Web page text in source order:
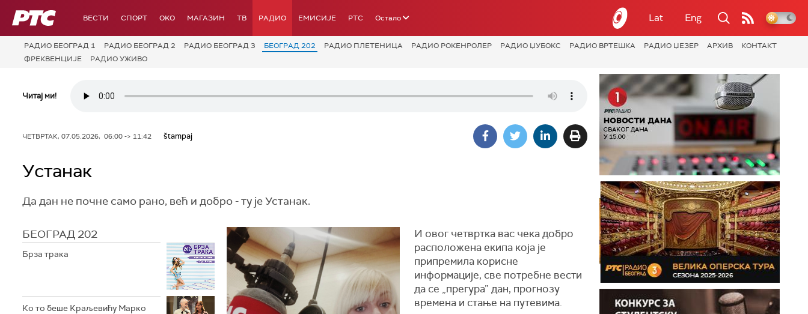
РТС ВЕСТИ СПОРТ OKO МАГАЗИН ТВ РАДИО ЕМИСИЈЕ РТС Остало Lat Eng
РАДИО БЕОГРАД 1 РАДИО БЕОГРАД 2 РАДИО БЕОГРАД 3 БЕОГРАД 202 РАДИО ПЛЕТЕНИЦА РАДИО РОКЕНРОЛЕР РАДИО ЏУБОКС РАДИО ВРТЕШКА РАДИО ЏЕЗЕР АРХИВ
КОНТАКТ
ФРЕКВЕНЦИЈЕ
РАДИО УЖИВО
Читај ми!
ЧЕТВРТАК, 07.05.2026, 06:00 -> 11:42 štampaj
Устанак
Да дан не почне само рано, већ и добро - ту је Устанак.
БЕОГРАД 202
Брза трака
Ко то беше Краљевићу Марко
И овог четвртка вас чека добро
расположена екипа која је
припремила корисне
информације, све потребне вести
да се „прегура” дан, прогнозу
времена и стање на путевима.